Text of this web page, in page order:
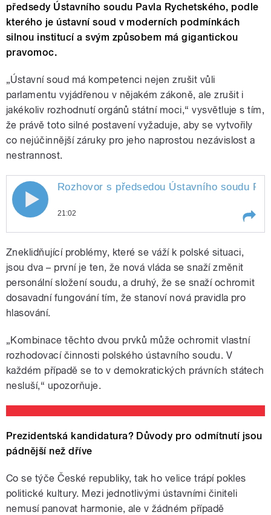
předsedy Ústavního soudu Pavla Rychetského, podle
kterého je ústavní soud v moderních podmínkách
silnou institucí a svým způsobem má gigantickou
pravomoc.
„Ústavní soud má kompetenci nejen zrušit vůli
parlamentu vyjádřenou v nějakém zákoně, ale zrušit i
jakékoliv rozhodnutí orgánů státní moci,“ vysvětluje s tím,
že právě toto silné postavení vyžaduje, aby se vytvořily
co nejúčinnější záruky pro jeho naprostou nezávislost a
nestrannost.
pause
Rozhovor s předsedou Ústavního soudu
21:02
soudu Pavlem Rychetským o tom,
jak dlouho zůstane ve funkci
předsedy, o situaci ohledně
polského ústavního soudu a také
o české politické kultuře.
Zneklidňující problémy, které se váží k polské situaci,
jsou dva – první je ten, že nová vláda se snaží změnit
personální složení soudu, a druhý, že se snaží ochromit
dosavadní fungování tím, že stanoví nová pravidla pro
hlasování.
„Kombinace těchto dvou prvků může ochromit vlastní
rozhodovací činnosti polského ústavního soudu. V
každém případě se to v demokratických právních státech
nesluší,“ upozorňuje.
Prezidentská kandidatura? Důvody pro odmítnutí jsou
pádnější než dříve
Co se týče České republiky, tak ho velice trápí pokles
politické kultury. Mezi jednotlivými ústavními činiteli
nemusí panovat harmonie, ale v žádném případě